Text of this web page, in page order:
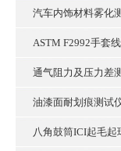
汽车内饰材料雾化
ASTM F2992手套
通气阻力及压力差
油漆面耐划痕测试
八角鼓筒ICI起毛起